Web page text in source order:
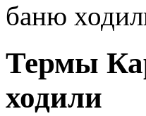
баню
Термы
ходили